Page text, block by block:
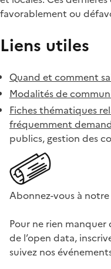
favorablement ou
Liens utiles
Quand et comment
Modalités de
Fiches thématiques
fréquemment
publics, gestion des
Abonnez-vous à
Pour ne rien
de l’open data,
suivez nos